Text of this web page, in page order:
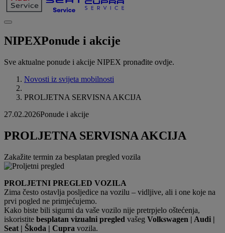
NIPEXPonude i akcije
Sve aktualne ponude i akcije NIPEX pronađite ovdje.
Novosti iz svijeta mobilnosti
PROLJETNA SERVISNA AKCIJA
27.02.2026Ponude i akcije
PROLJETNA SERVISNA AKCIJA
Zakažite termin za besplatan pregled vozila
PROLJETNI PREGLED VOZILA
Zima često ostavlja posljedice na vozilu – vidljive, ali i one koje na
prvi pogled ne primjećujemo.
Kako biste bili sigurni da vaše vozilo nije pretrpjelo oštećenja,
iskoristite besplatan vizualni pregled vašeg Volkswagen | Audi |
Seat | Škoda | Cupra vozila.